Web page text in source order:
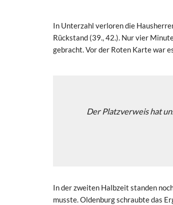
In Unterzahl verloren die
Rückstand (39., 42.). Nur vier
gebracht. Vor der Roten Karte war
Der Platzverweis hat
In der zweiten Halbzeit standen
musste. Oldenburg schraubte das